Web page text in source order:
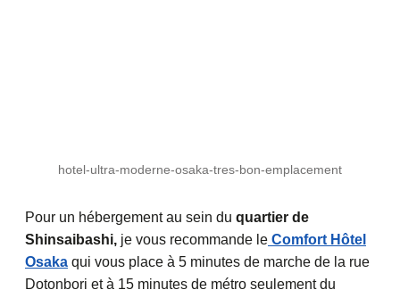
hotel-ultra-moderne-osaka-tres-bon-emplacement
Pour un hébergement au sein du quartier de
Shinsaibashi, je vous recommande le Comfort Hôtel
Osaka qui vous place à 5 minutes de marche de la rue
Dotonbori et à 15 minutes de métro seulement du